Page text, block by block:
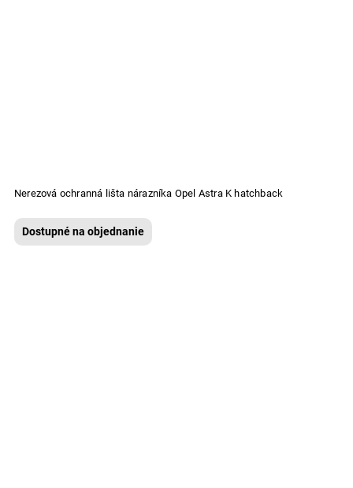
Nerezová ochranná lišta nárazníka Opel Astra K hatchback
Dostupné na objednanie